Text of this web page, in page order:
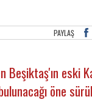
PAYLAŞ
Beşiktaş'ın eski
öne